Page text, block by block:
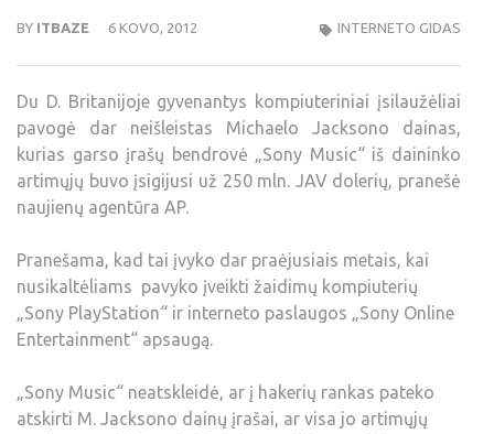
BY ITBAZE 6 KOVO, 2012 INTERNETO GIDAS
Du D. Britanijoje gyvenantys kompiuteriniai įsilaužėliai
pavogė dar neišleistas Michaelo Jacksono dainas,
kurias garso įrašų bendrovė „Sony Music“ iš daininko
artimųjų buvo įsigijusi už 250 mln. JAV dolerių, pranešė
naujienų agentūra AP.
Pranešama, kad tai įvyko dar praėjusiais metais, kai
nusikaltėliams pavyko įveikti žaidimų kompiuterių
„Sony PlayStation“ ir interneto paslaugos „Sony Online
Entertainment“ apsaugą.
„Sony Music“ neatskleidė, ar į hakerių rankas pateko
atskirti M. Jacksono dainų įrašai, ar visa jo artimųjų